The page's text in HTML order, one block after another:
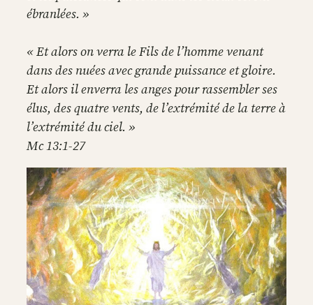
ébranlées. »
« Et alors on verra le Fils de l’homme venant
dans des nuées avec grande puissance et gloire.
Et alors il enverra les anges pour rassembler ses
élus, des quatre vents, de l’extrémité de la terre à
l’extrémité du ciel. »
Mc 13:1-27